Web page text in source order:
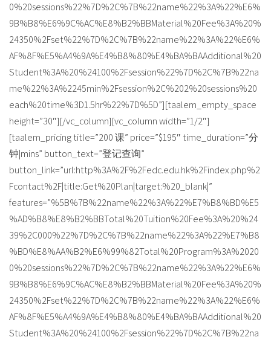
0%20sessions%22%7D%2C%7B%22name%22%3A%22%E6%
9B%B8%E6%9C%AC%E8%B2%BBMaterial%20Fee%3A%20%
24350%2Fset%22%7D%2C%7B%22name%22%3A%22%E6%
AF%8F%E5%A4%9A%E4%B8%80%E4%BA%BAAdditional%20
Student%3A%20%24100%2Fsession%22%7D%2C%7B%22na
me%22%3A%2245min%2Fsession%2C%202%20sessions%20
each%20time%3D1.5hr%22%7D%5D”][taalem_empty_space
height=”30″][/vc_column][vc_column width=”1/2″]
[taalem_pricing title=”200 课” price=”$195″ time_duration=”分
钟|mins” button_text=”登记查询”
button_link=”url:http%3A%2F%2Fedc.edu.hk%2Findex.php%2
Fcontact%2F|title:Get%20Plan|target:%20_blank|”
features=”%5B%7B%22name%22%3A%22%E7%B8%BD%E5
%AD%B8%E8%B2%BBTotal%20Tuition%20Fee%3A%20%24
39%2C000%22%7D%2C%7B%22name%22%3A%22%E7%B8
%BD%E8%AA%B2%E6%99%82Total%20Program%3A%2020
0%20sessions%22%7D%2C%7B%22name%22%3A%22%E6%
9B%B8%E6%9C%AC%E8%B2%BBMaterial%20Fee%3A%20%
24350%2Fset%22%7D%2C%7B%22name%22%3A%22%E6%
AF%8F%E5%A4%9A%E4%B8%80%E4%BA%BAAdditional%20
Student%3A%20%24100%2Fsession%22%7D%2C%7B%22na